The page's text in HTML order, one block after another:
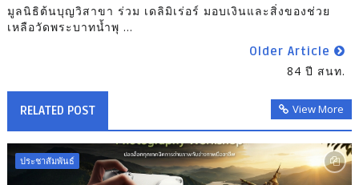
มูลนิธิต้นบุญวิสาขา ร่วม เดลิมิเร่อร์ มอบเงินและสิ่งของช่วย
เหลือวัดพระบาทน้ำพุ ...
Older Article
84 ปี สนท.
RELATED POST View More
ประชาสัมพันธ์